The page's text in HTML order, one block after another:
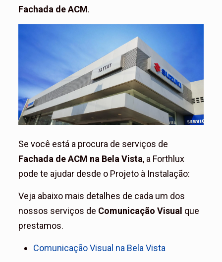
Fachada de ACM.
Se você está a procura de serviços de
Fachada de ACM na Bela Vista, a Forthlux
pode te ajudar desde o Projeto à Instalação:
Veja abaixo mais detalhes de cada um dos
nossos serviços de Comunicação Visual que
prestamos.
Comunicação Visual na Bela Vista